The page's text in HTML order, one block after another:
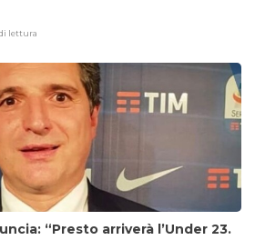
lettura
“Presto arriverà l’Under 23.